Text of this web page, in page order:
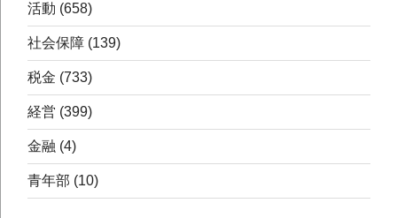
活動 (658)
社会保障 (139)
税金 (733)
経営 (399)
金融 (4)
青年部 (10)